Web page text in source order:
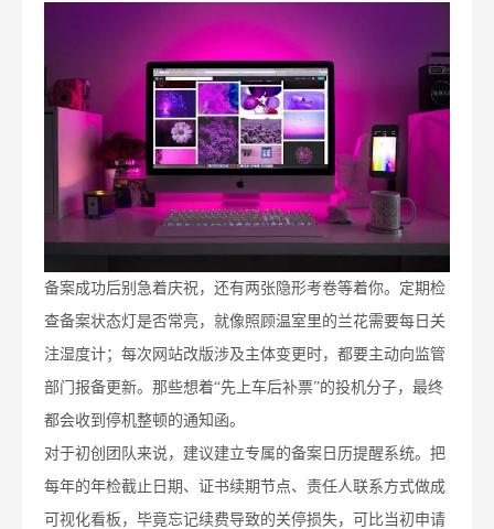
备案成功后别急着庆祝，还有两张隐形考卷等着你。定期检
查备案状态灯是否常亮，就像照顾温室里的兰花需要每日关
注湿度计；每次网站改版涉及主体变更时，都要主动向监管
部门报备更新。那些想着“先上车后补票”的投机分子，最终
都会收到停机整顿的通知函。
对于初创团队来说，建议建立专属的备案日历提醒系统。把
每年的年检截止日期、证书续期节点、责任人联系方式做成
可视化看板，毕竟忘记续费导致的关停损失，可比当初申请